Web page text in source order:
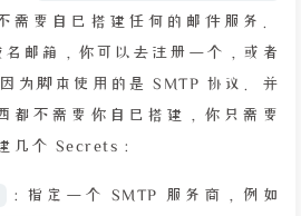
需要自己搭建任何的邮件服务。
邮箱，你可以去注册一个，或者
为脚本使用的是 SMTP 协议。并
都不需要你自己搭建，你只需要
几个 Secrets：
：指定一个 SMTP 服务商，例如